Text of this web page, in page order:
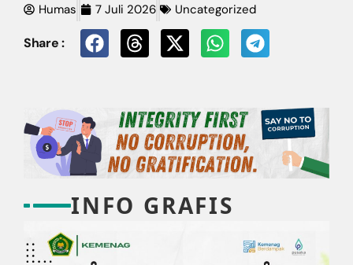
Humas 7 Juli 2026 Uncategorized
Share :
INFO GRAFIS